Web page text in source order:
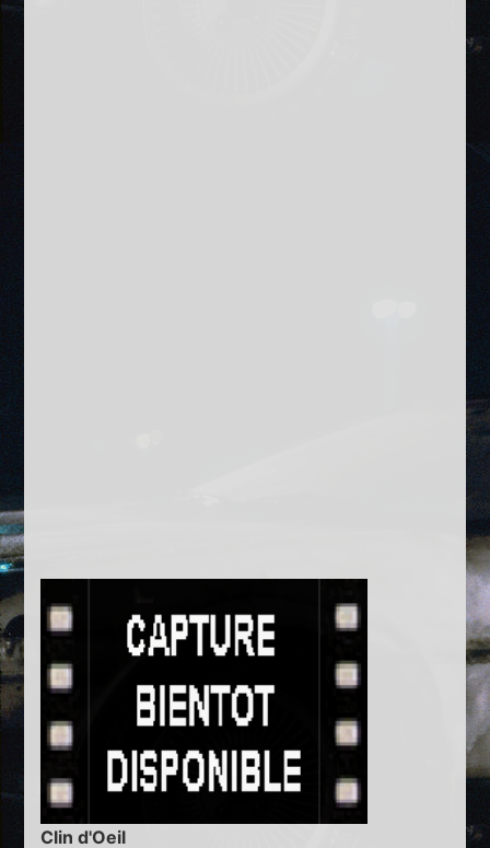
Clin d'Oeil